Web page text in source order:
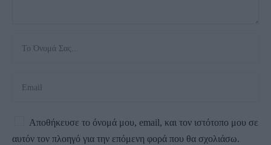
Αποθήκευσε το όνομά μου, email, και τον ιστότοπο μου σε
αυτόν τον πλοηγό για την επόμενη φορά που θα σχολιάσω.